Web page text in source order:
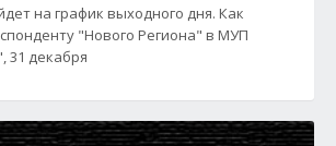
на график выходного дня. Как
"Нового Региона" в МУП
31 декабря